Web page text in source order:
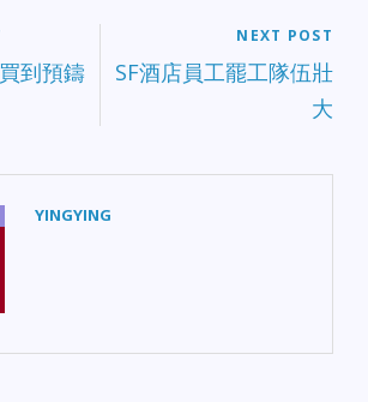
到預鑄
NEXT POST
SF酒店員工罷工隊伍壯
大
YINGYING